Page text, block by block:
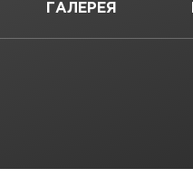
ГАЛЕРЕЯ